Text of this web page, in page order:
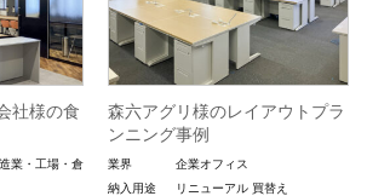
社様の食
業・工場・倉
森六アグリ様のレイアウトプラ
ンニング事例
業界
企業オフィス
納入用途
リニューアル 買替え